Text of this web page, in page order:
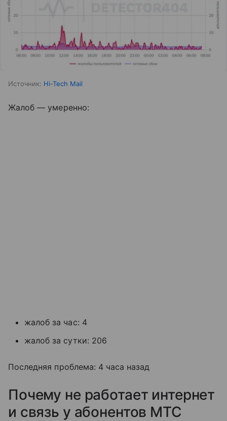
Источник: Hi-Tech Mail
Жалоб — умеренно:
жалоб за час: 4
жалоб за сутки: 206
Последняя проблема: 4 часа назад
Почему не работает интернет
и связь у абонентов МТС